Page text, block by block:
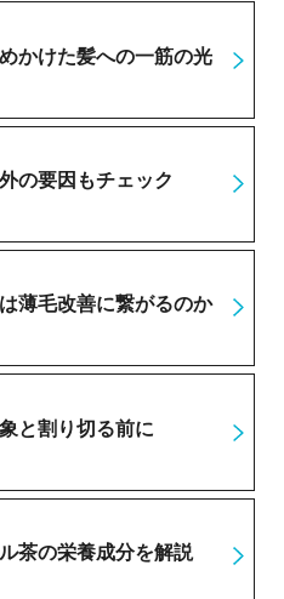
かけた髪への一筋の光
の要因もチェック
薄毛改善に繋がるのか
と割り切る前に
茶の栄養成分を解説